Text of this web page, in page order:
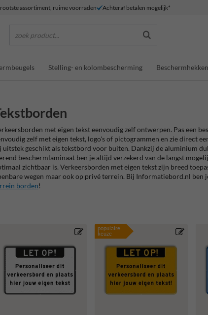
assortiment, ruime voorraden Achteraf betalen mogelijk*
zoek product...
Stelling- en kolombescherming Beschermhekken
met eigen tekst eenvoudig zelf ontwerpen. Pas een
zelf met eigen tekst, logo's of pictogrammen en zie direct
uitstek geschikt als tekstbord voor buiten. Dankzij de aluminium
beschermlaminaat ben je altijd verzekerd van de langst
zichtbaar is. Verkeersborden met eigen tekst zijn breed
wegen maar ook op privé terrein. Bij Informatiebord.nl ben
borden!
populaire
keuze